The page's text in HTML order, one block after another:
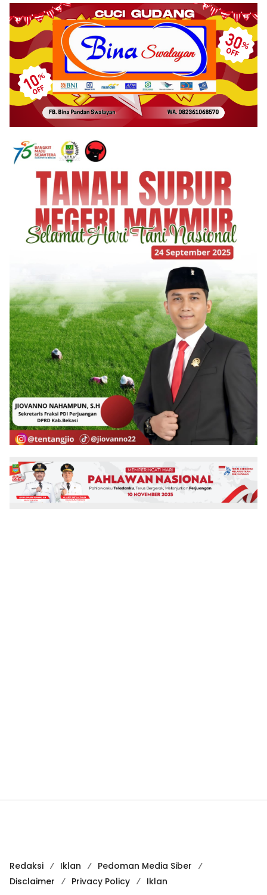
Redaksi Iklan
Pedoman Media Siber
Disclaimer
Privacy Policy Iklan